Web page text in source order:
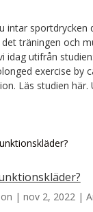
intar sportdrycken
träningen och
idag utifrån
exercise by
Läs studien här.
| nov 2, 2022|